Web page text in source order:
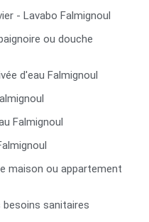
- Lavabo Falmignoul
ou douche
d'eau Falmignoul
Falmignoul
maison ou appartement
sanitaires